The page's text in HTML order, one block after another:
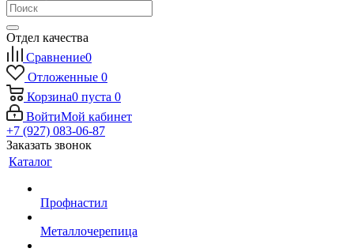
Отдел качества
Сравнение0
Отложенные 0
Корзина0 пуста 0
ВойтиМой кабинет
+7 (927) 083-06-87
Заказать звонок
Каталог
Профнастил
Металлочерепица